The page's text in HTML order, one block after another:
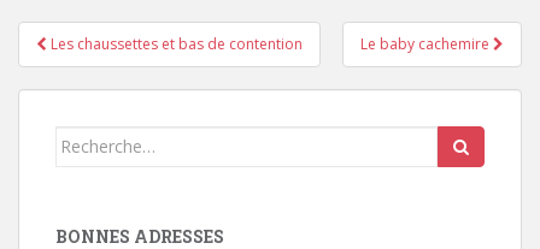
Pagination
d'article
Les chaussettes et bas de contention Le baby cachemire
Search
BONNES ADRESSES